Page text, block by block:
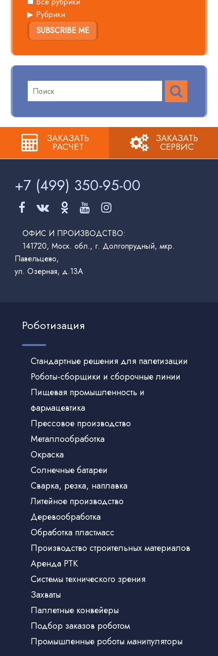
Рубрики
SUBSCRIBE ME
Поиск
по:
ПОИСК
ЗАКАЗАТЬ
РАСЧЕТ
ЗАКАЗАТЬ
СЕРВИС
+7 (499) 350-95-00
ОФИС И ПРОИЗВОДСТВО:
141720, Моск. обл., г. Долгопрудный, мкр.
Павельцево,
ул. Озерная, д.13А
Роботизация
Стандартные решения для палетизации
Роботы-сборщики и сборочные линии
Пищевая промышленность и
фармацевтика
Прессовое производство
Металлообработка
Окраска
Солнечные батареи
Сварка, резка, наплавка
Литейное производство
Деревообработка
Обработка пластмасс
Производство строительных материалов
Аренда РТК
Системы технического зрения
Захваты
Паллетные конвейеры
Подбор заказов роботом
Промышленные роботы манипуляторы